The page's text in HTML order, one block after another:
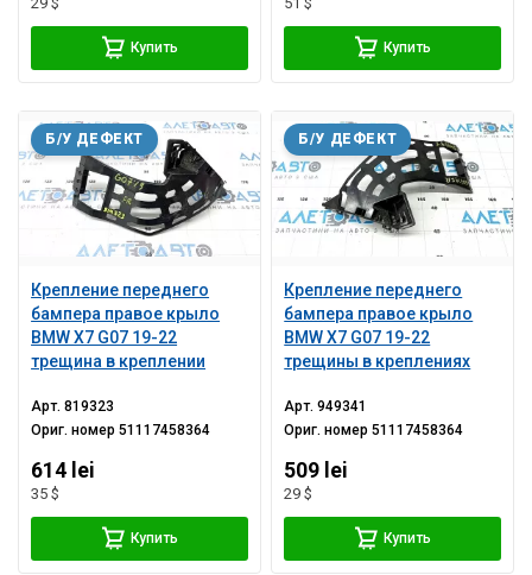
Купить Купить
Крепление переднего
бампера правое крыло
BMW X7 G07 19-22
трещина в креплении
Б/У ДЕФЕКТ
Арт.819323
Ориг. номер51117458364
614 lei
35 $
Купить
Крепление переднего
бампера правое крыло
BMW X7 G07 19-22
трещины в креплениях
Б/У ДЕФЕКТ
Арт.949341
Ориг. номер51117458364
509 lei
29 $
Купить